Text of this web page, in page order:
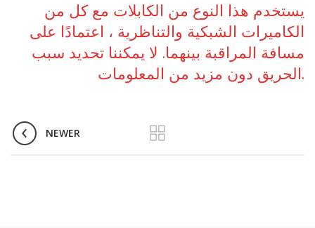
يستخدم هذا النوع من الكابلات مع كل من
الكاميرات الشبكية والتناظرية ، اعتمادًا على
مسافة المراقبة بينهما. لا يمكننا تحديد سبب
الحريق دون مزيد من المعلومات.
NEWER